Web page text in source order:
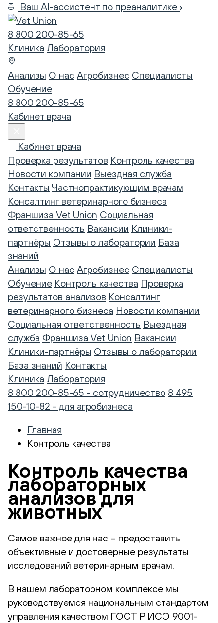
Ваш AI-ассистент по преаналитике
8 800 200-85-65
Клиника Лаборатория
Анализы О нас Агробизнес Специалисты
Обучение
8 800 200-85-65
Кабинет врача
Кабинет врача
Проверка результатов Контроль качества
Новости компании Выездная служба
Контакты Частнопрактикующим врачам
Консалтинг ветеринарного бизнеса
Франшиза Vet Union Социальная
ответственность Вакансии Клиники-
партнёры Отзывы о лаборатории База
знаний
Анализы О нас Агробизнес Специалисты
Обучение Контроль качества Проверка
результатов анализов Консалтинг
ветеринарного бизнеса Новости компании
Социальная ответственность Выездная
служба Франшиза Vet Union Вакансии
Клиники-партнёры Отзывы о лаборатории
База знаний Контакты
Клиника Лаборатория
8 800 200-85-65 - сотрудничество 8 495
150-10-82 - для агробизнеса
Главная
Контроль качества
Контроль качества
лабораторных
анализов для
животных
Самое важное для нас – предоставить
объективные и достоверные результаты
исследований ветеринарным врачам.
В нашем лабораторном комплексе мы
руководствуемся национальным стандартом
управления качеством ГОСТ Р ИСО 9001-